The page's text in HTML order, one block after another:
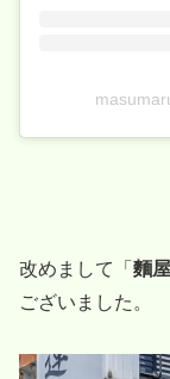
改めまして「 麵
ございました。